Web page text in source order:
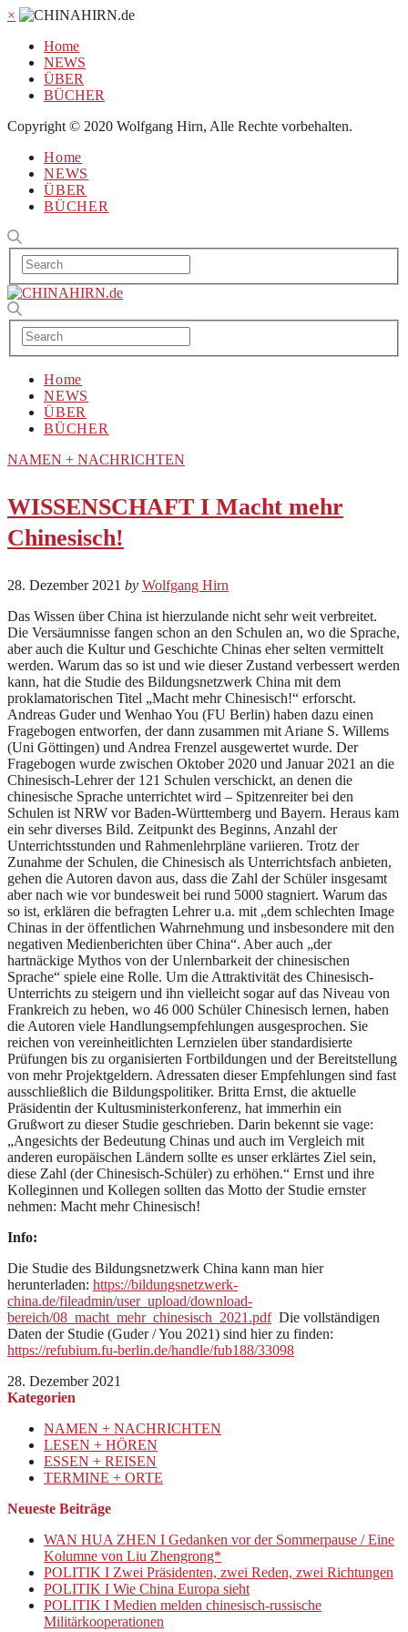
×
Home
NEWS
ÜBER
BÜCHER
Copyright © 2020 Wolfgang Hirn, Alle Rechte vorbehalten.
Home
NEWS
ÜBER
BÜCHER
Home
NEWS
ÜBER
BÜCHER
NAMEN + NACHRICHTEN
WISSENSCHAFT I Macht mehr
Chinesisch!
28. Dezember 2021 by Wolfgang Hirn
Das Wissen über China ist hierzulande nicht sehr weit verbreitet.
Die Versäumnisse fangen schon an den Schulen an, wo die Sprache,
aber auch die Kultur und Geschichte Chinas eher selten vermittelt
werden. Warum das so ist und wie dieser Zustand verbessert werden
kann, hat die Studie des Bildungsnetzwerk China mit dem
proklamatorischen Titel „Macht mehr Chinesisch!“ erforscht.
Andreas Guder und Wenhao You (FU Berlin) haben dazu einen
Fragebogen entworfen, der dann zusammen mit Ariane S. Willems
(Uni Göttingen) und Andrea Frenzel ausgewertet wurde. Der
Fragebogen wurde zwischen Oktober 2020 und Januar 2021 an die
Chinesisch-Lehrer der 121 Schulen verschickt, an denen die
chinesische Sprache unterrichtet wird – Spitzenreiter bei den
Schulen ist NRW vor Baden-Württemberg und Bayern. Heraus kam
ein sehr diverses Bild. Zeitpunkt des Beginns, Anzahl der
Unterrichtsstunden und Rahmenlehrpläne variieren. Trotz der
Zunahme der Schulen, die Chinesisch als Unterrichtsfach anbieten,
gehen die Autoren davon aus, dass die Zahl der Schüler insgesamt
aber nach wie vor bundesweit bei rund 5000 stagniert. Warum das
so ist, erklären die befragten Lehrer u.a. mit „dem schlechten Image
Chinas in der öffent­lichen Wahrnehmung und insbesondere mit den
negativen Medienberichten über China“. Aber auch „der
hartnäckige Mythos von der Unlernbarkeit der chinesischen
Sprache“ spiele eine Rolle. Um die Attraktivität des Chinesisch-
Unterrichts zu steigern und ihn vielleicht sogar auf das Niveau von
Frankreich zu heben, wo 46 000 Schüler Chinesisch lernen, haben
die Autoren viele Handlungsempfehlungen ausgesprochen. Sie
reichen von vereinheitlichten Lernzielen über standardisierte
Prüfungen bis zu organisierten Fortbildungen und der Bereitstellung
von mehr Projektgeldern. Adressaten dieser Empfehlungen sind fast
ausschließlich die Bildungspolitiker. Britta Ernst, die aktuelle
Präsidentin der Kultusministerkonferenz, hat immerhin ein
Grußwort zu dieser Studie geschrieben. Darin bekennt sie vage:
„Angesichts der Bedeutung Chinas und auch im Vergleich mit
anderen europäischen Ländern sollte es unser erklärtes Ziel sein,
diese Zahl (der Chinesisch-Schüler) zu erhöhen.“ Ernst und ihre
Kolleginnen und Kollegen sollten das Motto der Studie ernster
nehmen: Macht mehr Chinesisch!
Info:
Die Studie des Bildungsnetzwerk China kann man hier
herunterladen: https://bildungsnetzwerk-
china.de/fileadmin/user_upload/download-
bereich/08_macht_mehr_chinesisch_2021.pdfDie vollständigen
Daten der Studie (Guder / You 2021) sind hier zu finden:
https://refubium.fu-berlin.de/handle/fub188/33098
28. Dezember 2021
Kategorien
NAMEN + NACHRICHTEN
LESEN + HÖREN
ESSEN + REISEN
TERMINE + ORTE
Neueste Beiträge
WAN HUA ZHEN I Gedanken vor der Sommerpause / Eine
Kolumne von Liu Zhengrong*
POLITIK I Zwei Präsidenten, zwei Reden, zwei Richtungen
POLITIK I Wie China Europa sieht
POLITIK I Medien melden chinesisch-russische
Militärkooperationen